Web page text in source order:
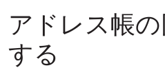
アドレス帳
する
接続モード
無人アクセス
情報技術